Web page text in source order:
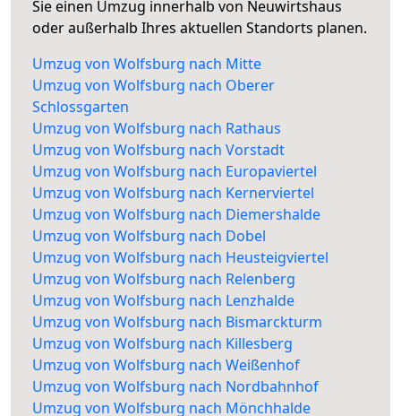
Sie einen Umzug innerhalb von Neuwirtshaus
oder außerhalb Ihres aktuellen Standorts planen.
Umzug von Wolfsburg nach Mitte
Umzug von Wolfsburg nach Oberer
Schlossgarten
Umzug von Wolfsburg nach Rathaus
Umzug von Wolfsburg nach Vorstadt
Umzug von Wolfsburg nach Europaviertel
Umzug von Wolfsburg nach Kernerviertel
Umzug von Wolfsburg nach Diemershalde
Umzug von Wolfsburg nach Dobel
Umzug von Wolfsburg nach Heusteigviertel
Umzug von Wolfsburg nach Relenberg
Umzug von Wolfsburg nach Lenzhalde
Umzug von Wolfsburg nach Bismarckturm
Umzug von Wolfsburg nach Killesberg
Umzug von Wolfsburg nach Weißenhof
Umzug von Wolfsburg nach Nordbahnhof
Umzug von Wolfsburg nach Mönchhalde